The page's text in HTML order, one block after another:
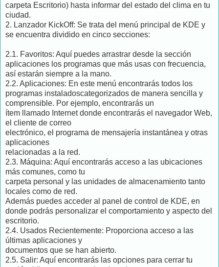
carpeta Escritorio) hasta informar del estado del clima en tu
ciudad.
2. Lanzador KickOff: Se trata del menú principal de KDE y
se encuentra dividido en cinco secciones:
2.1. Favoritos: Aquí puedes arrastrar desde la sección
aplicaciones los programas que más usas con frecuencia,
así estarán siempre a la mano.
2.2. Aplicaciones: En este menú encontrarás todos los
programas instaladoscategorizados de manera sencilla y
comprensible. Por ejemplo, encontrarás un
ítem llamado Internet donde encontrarás el navegador Web,
el cliente de correo
electrónico, el programa de mensajería instantánea y otras
aplicaciones
relacionadas a la red.
2.3. Máquina: Aquí encontrarás acceso a las ubicaciones
más comunes, como tu
carpeta personal y las unidades de almacenamiento tanto
locales como de red.
Además puedes acceder al panel de control de KDE, en
donde podrás personalizar el comportamiento y aspecto del
escritorio.
2.4. Usados Recientemente: Proporciona acceso a las
últimas aplicaciones y
documentos que se han abierto.
2.5. Salir: Aquí encontrarás las opciones para cerrar tu